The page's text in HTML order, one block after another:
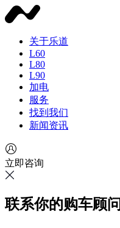
关于乐道
L60
L80
L90
加电
服务
找到我们
新闻资讯
立即咨询
联系你的购车顾问